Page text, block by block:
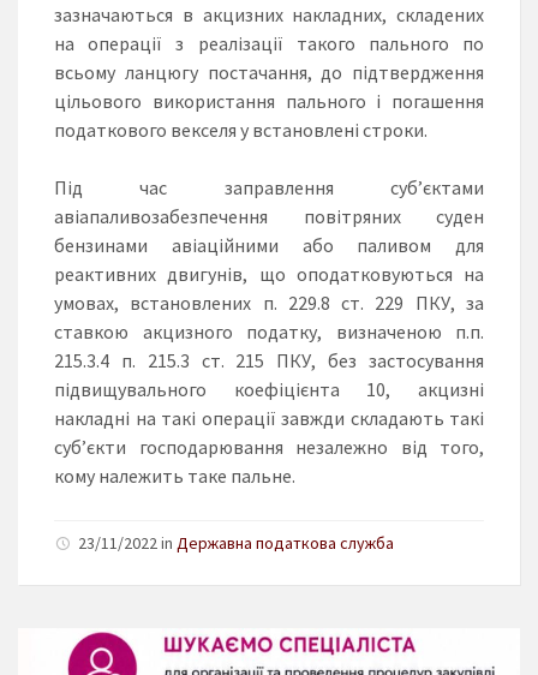
зазначаються в акцизних накладних, складених
на операції з реалізації такого пального по
всьому ланцюгу постачання, до підтвердження
цільового використання пального і погашення
податкового векселя у встановлені строки.
Під час заправлення суб’єктами
авіапаливозабезпечення повітряних суден
бензинами авіаційними або паливом для
реактивних двигунів, що оподатковуються на
умовах, встановлених п. 229.8 ст. 229 ПКУ, за
ставкою акцизного податку, визначеною п.п.
215.3.4 п. 215.3 ст. 215 ПКУ, без застосування
підвищувального коефіцієнта 10, акцизні
накладні на такі операції завжди складають такі
суб’єкти господарювання незалежно від того,
кому належить таке пальне.
23/11/2022 in Державна податкова служба